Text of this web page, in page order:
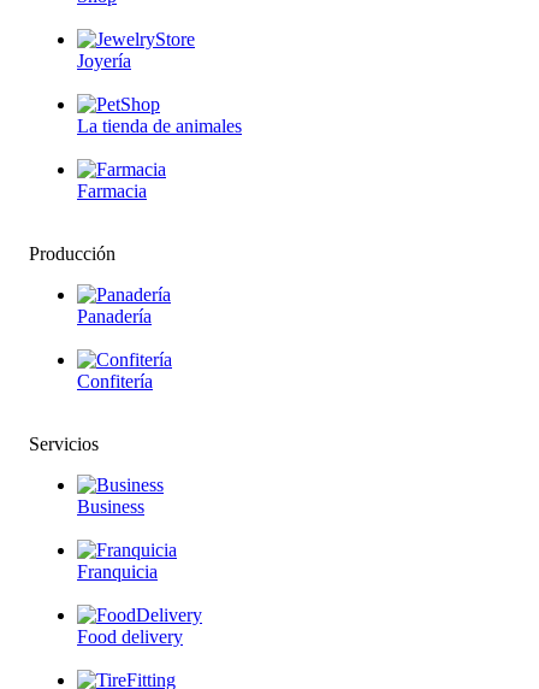
Joyería
La tienda de animales
Farmacia
Producción
Panadería
Confitería
Servicios
Business
Franquicia
Food delivery